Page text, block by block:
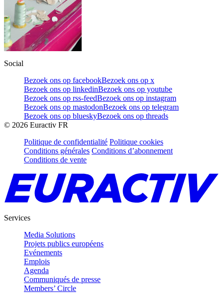
Social
Bezoek ons op facebookBezoek ons op x
Bezoek ons op linkedinBezoek ons op youtube
Bezoek ons op rss-feedBezoek ons op instagram
Bezoek ons op mastodonBezoek ons op telegram
Bezoek ons op blueskyBezoek ons op threads
© 2026 Euractiv FR
Politique de confidentialité Politique cookies
Conditions générales Conditions d’abonnement
Conditions de vente
Services
Media Solutions
Projets publics européens
Evénements
Emplois
Agenda
Communiqués de presse
Members’ Circle